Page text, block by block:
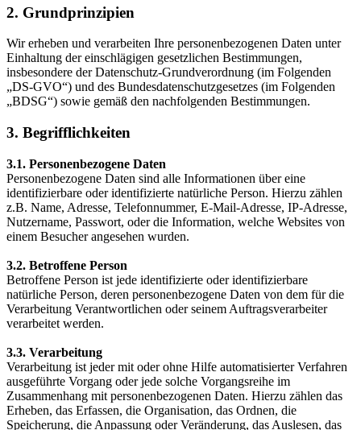
2. Grundprinzipien
Wir erheben und verarbeiten Ihre personenbezogenen Daten unter
Einhaltung der einschlägigen gesetzlichen Bestimmungen,
insbesondere der Datenschutz-Grundverordnung (im Folgenden
„DS-GVO“) und des Bundesdatenschutzgesetzes (im Folgenden
„BDSG“) sowie gemäß den nachfolgenden Bestimmungen.
3. Begrifflichkeiten
3.1. Personenbezogene Daten
Personenbezogene Daten sind alle Informationen über eine
identifizierbare oder identifizierte natürliche Person. Hierzu zählen
z.B. Name, Adresse, Telefonnummer, E-Mail-Adresse, IP-Adresse,
Nutzername, Passwort, oder die Information, welche Websites von
einem Besucher angesehen wurden.
3.2. Betroffene Person
Betroffene Person ist jede identifizierte oder identifizierbare
natürliche Person, deren personenbezogene Daten von dem für die
Verarbeitung Verantwortlichen oder seinem Auftragsverarbeiter
verarbeitet werden.
3.3. Verarbeitung
Verarbeitung ist jeder mit oder ohne Hilfe automatisierter Verfahren
ausgeführte Vorgang oder jede solche Vorgangsreihe im
Zusammenhang mit personenbezogenen Daten. Hierzu zählen das
Erheben, das Erfassen, die Organisation, das Ordnen, die
Speicherung, die Anpassung oder Veränderung, das Auslesen, das